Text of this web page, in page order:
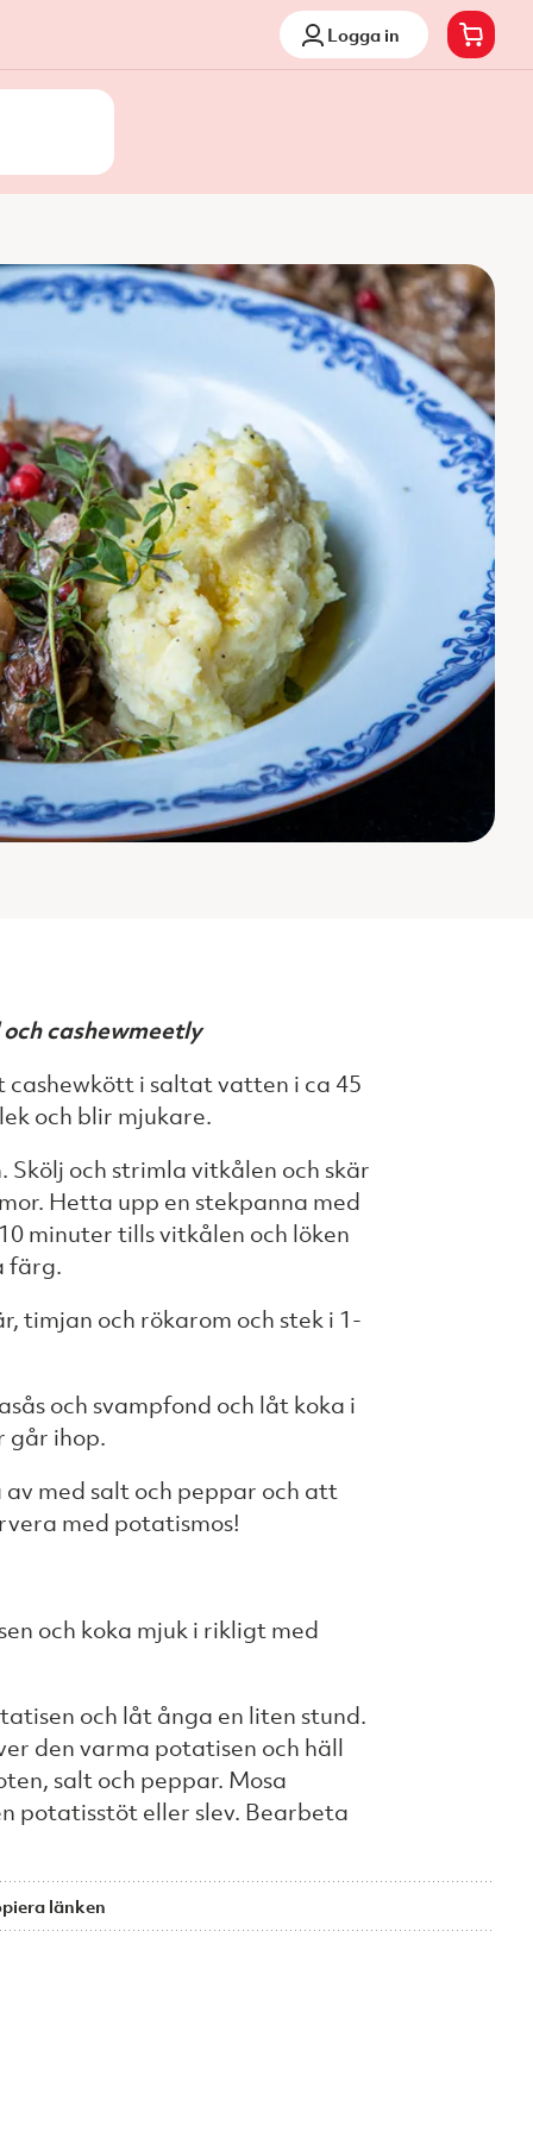
Logga in
cashewmeetly
i saltat vatten i ca 45
och blir mjukare.
Skölj och strimla vitkålen och skär
Hetta upp en stekpanna med
minuter tills vitkålen och löken
färg.
timjan och rökarom och stek i 1-
och svampfond och låt koka i
går ihop.
med salt och peppar och att
med potatismos!
och koka mjuk i rikligt med
och låt ånga en liten stund.
den varma potatisen och häll
salt och peppar. Mosa
potatisstöt eller slev. Bearbeta
länken